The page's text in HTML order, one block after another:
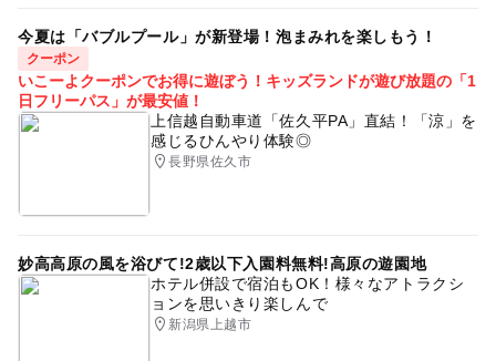
今夏は「バブルプール」が新登場！泡まみれを楽しもう！
クーポン
いこーよクーポンでお得に遊ぼう！キッズランドが遊び放題の「1
日フリーパス」が最安値！
上信越自動車道「佐久平PA」直結！「涼」を
感じるひんやり体験◎
長野県佐久市
妙高高原の風を浴びて!2歳以下入園料無料!高原の遊園地
ホテル併設で宿泊もOK！様々なアトラクシ
ョンを思いきり楽しんで
新潟県上越市